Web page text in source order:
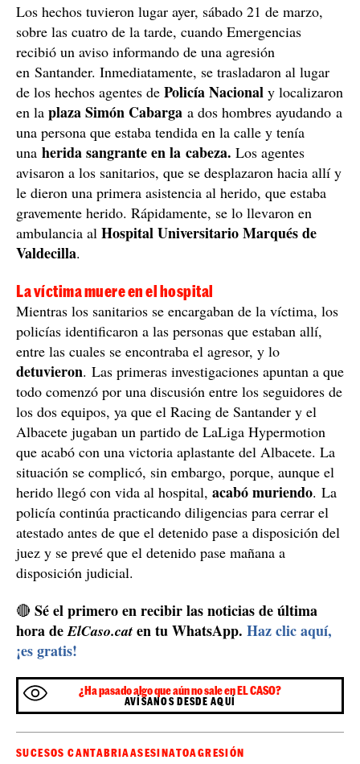
Los hechos tuvieron lugar ayer, sábado 21 de marzo,
sobre las cuatro de la tarde, cuando Emergencias
recibió un aviso informando de una agresión
en Santander. Inmediatamente, se trasladaron al lugar
de los hechos agentes de Policía Nacional y localizaron
en la plaza Simón Cabarga a dos hombres ayudando a
una persona que estaba tendida en la calle y tenía
una herida sangrante en la cabeza. Los agentes
avisaron a los sanitarios, que se desplazaron hacia allí y
le dieron una primera asistencia al herido, que estaba
gravemente herido. Rápidamente, se lo llevaron en
ambulancia al Hospital Universitario Marqués de
Valdecilla.
La víctima muere en el hospital
Mientras los sanitarios se encargaban de la víctima, los
policías identificaron a las personas que estaban allí,
entre las cuales se encontraba el agresor, y lo
detuvieron. Las primeras investigaciones apuntan a que
todo comenzó por una discusión entre los seguidores de
los dos equipos, ya que el Racing de Santander y el
Albacete jugaban un partido de LaLiga Hypermotion
que acabó con una victoria aplastante del Albacete. La
situación se complicó, sin embargo, porque, aunque el
herido llegó con vida al hospital, acabó muriendo. La
policía continúa practicando diligencias para cerrar el
atestado antes de que el detenido pase a disposición del
juez y se prevé que el detenido pase mañana a
disposición judicial.
🔴 Sé el primero en recibir las noticias de última
hora deElCaso.cat en tu WhatsApp. Haz clic aquí,
¡es gratis!
¿Ha pasado algo que aún no sale en EL CASO?
AVÍSANOS DESDE AQUÍ
SUCESOS CANTABRIAASESINATOAGRESIÓN